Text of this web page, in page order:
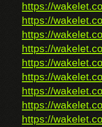
https://
https://
https://
https://
https://
https://
https://
https://
https://